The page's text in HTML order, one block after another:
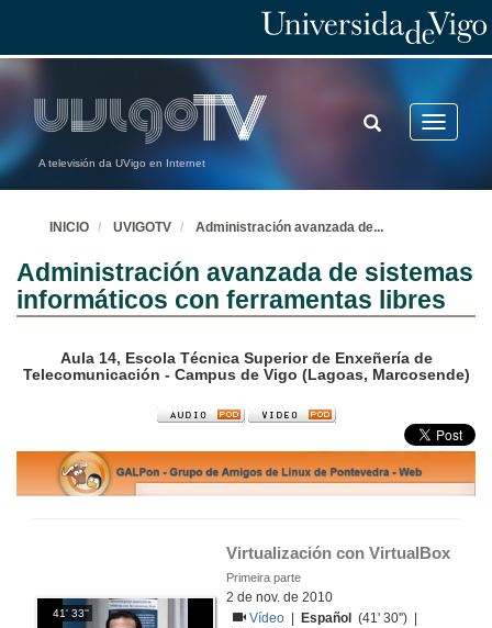
A televisión da UVigo en Internet
Toggle
TOGGLE
SEARCH
INICIO UVIGOTV Administración avanzada de...
Administración avanzada de sistemas
informáticos con ferramentas libres
Aula 14, Escola Técnica Superior de Enxeñería de
Telecomunicación - Campus de Vigo (Lagoas, Marcosende)
41' 33''
Virtualización con VirtualBox
Primeira parte
2 de nov. de 2010
Vídeo
Español
(41' 30'') |